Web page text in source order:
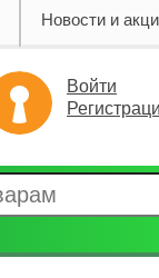
Новости и
Войти